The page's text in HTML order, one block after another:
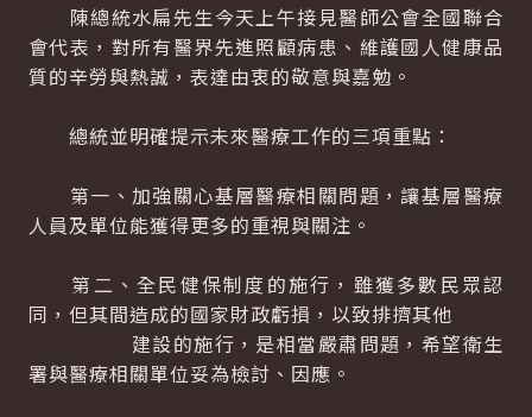
陳總統水扁先生今天上午接見醫師公會全國聯合
會代表，對所有醫界先進照顧病患、維護國人健康品
質的辛勞與熱誠，表達由衷的敬意與嘉勉。
總統並明確提示未來醫療工作的三項重點：
第一、加強關心基層醫療相關問題，讓基層醫療
人員及單位能獲得更多的重視與關注。
第二、全民健保制度的施行，雖獲多數民眾認
同，但其間造成的國家財政虧損，以致排擠其他
建設的施行，是相當嚴肅問題，希望衛生
署與醫療相關單位妥為檢討、因應。